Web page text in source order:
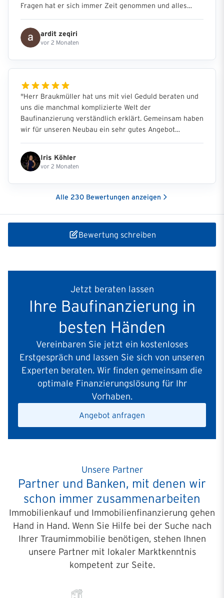
Fragen hat er sich immer Zeit genommen und alles
Prozesses sehr gut aufgehoben gefühlt. Insgesamt war
es eine sehr positive Erfahrung und ich kann Hüttig &
Rompf auf jeden Fall weiterempfehlen.
ardit zeqiri
vor 2 Monaten
"Herr Braukmüller hat uns mit viel Geduld beraten und
uns die manchmal komplizierte Welt der
Baufinanzierung verständlich erklärt. Gemeinsam haben
wir für unseren Neubau ein sehr gutes Angebot
zufrieden. Auf Nachfragen wurde stets schnell
reagiert."
Iris Köhler
vor 2 Monaten
Alle 230Bewertungen anzeigen
Bewertung schreiben
Jetzt beraten lassen
Ihre Baufinanzierung in
besten Händen
Vereinbaren Sie jetzt ein kostenloses
Erstgespräch und lassen Sie sich von unseren
Experten beraten. Wir finden gemeinsam die
optimale Finanzierungslösung für Ihr
Vorhaben.
Angebot anfragen
Unsere Partner
Partner und Banken, mit denen wir
schon immer zusammenarbeiten
Immobilienkauf und Immobilienfinanzierung gehen
Hand in Hand. Wenn Sie Hilfe bei der Suche nach
Ihrer Traumimmobilie benötigen, stehen Ihnen
unsere Partner mit lokaler Marktkenntnis
kompetent zur Seite.